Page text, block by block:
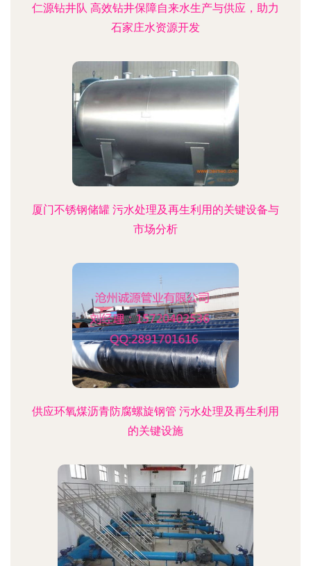
仁源钻井队 高效钻井保障自来水生产与供应，助力
石家庄水资源开发
厦门不锈钢储罐 污水处理及再生利用的关键设备与
市场分析
供应环氧煤沥青防腐螺旋钢管 污水处理及再生利用
的关键设施